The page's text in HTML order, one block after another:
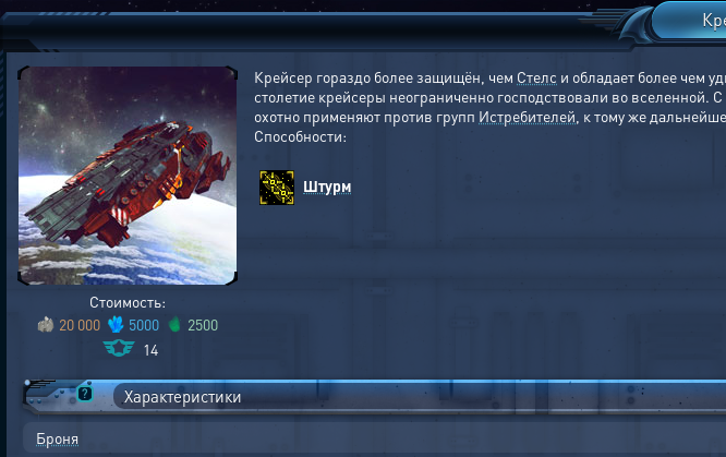
Стоимость:
20 000
5000
2500
14
Крейсер гораздо более защищён, чем Стелс и обладает более чем
столетие крейсеры неограниченно господствовали во вселенной.
охотно применяют против групп Истребителей , к тому же
Способности:
Штурм
Характеристики
Броня